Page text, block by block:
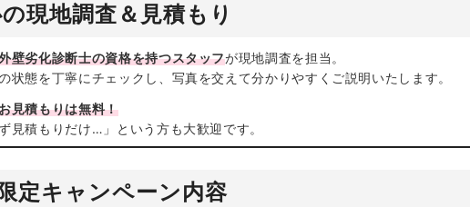
現地調査＆見積もり
壁劣化診断士の資格を持つスタッフが現地調査を担当。
状態を丁寧にチェックし、写真を交えて分かりやすくご説明いたします。
見積もりは無料！
見積もりだけ…」という方も大歓迎です。
定キャンペーン内容